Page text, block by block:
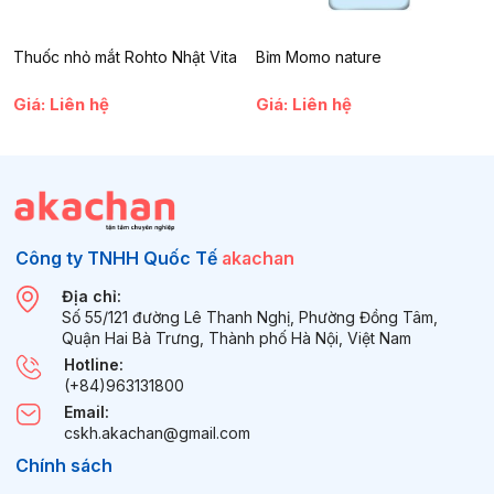
Thuốc nhỏ mắt Rohto Nhật Vita
Giá: Liên hệ
Bỉm Momo nature
Giá: Liên hệ
Công ty TNHH Quốc Tế akachan
Địa chỉ:
Số 55/121 đường Lê Thanh Nghị, Phường Đồng Tâm,
Quận Hai Bà Trưng, Thành phố Hà Nội, Việt Nam
Hotline:
(+84)963131800
Email:
cskh.akachan@gmail.com
Chính sách